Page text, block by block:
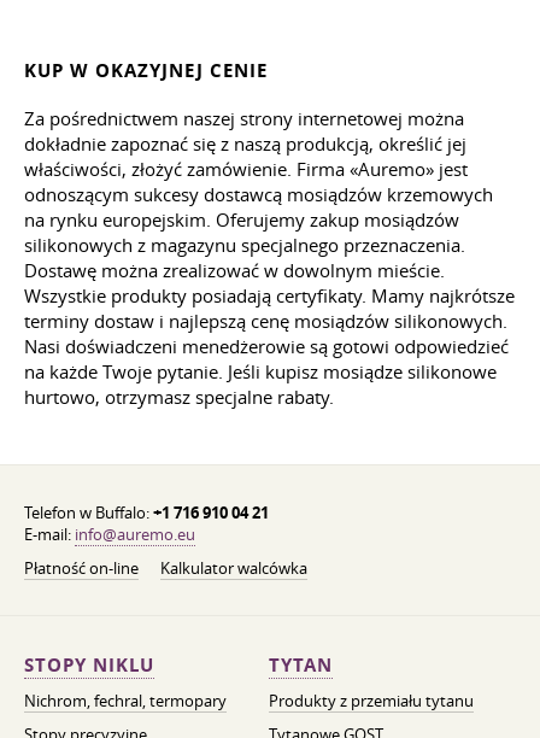
KUP W OKAZYJNEJ CENIE
Za pośrednictwem naszej strony internetowej można
dokładnie zapoznać się z naszą produkcją, określić jej
właściwości, złożyć zamówienie. Firma «Auremo» jest
odnoszącym sukcesy dostawcą mosiądzów krzemowych
na rynku europejskim. Oferujemy zakup mosiądzów
silikonowych z magazynu specjalnego przeznaczenia.
Dostawę można zrealizować w dowolnym mieście.
Wszystkie produkty posiadają certyfikaty. Mamy najkrótsze
terminy dostaw i najlepszą cenę mosiądzów silikonowych.
Nasi doświadczeni menedżerowie są gotowi odpowiedzieć
na każde Twoje pytanie. Jeśli kupisz mosiądze silikonowe
hurtowo, otrzymasz specjalne rabaty.
Telefon w Buffalo:+1 716 910 04 21
E-mail: info@auremo.eu
Płatność on-line
Kalkulator walcówka
STOPY NIKLU
Nichrom, fechral, termopary
TYTAN
Produkty z przemiału tytanu